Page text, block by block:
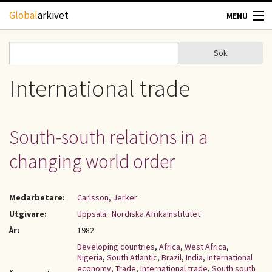
Hoppa till huvudinnehåll
Globalarkivet MENU
TIDSKRIFTER
UPPHOVSRÄTT
KONTAKT
Sökformulär
Sök
International trade
South-south relations in a
changing world order
Medarbetare:
Carlsson, Jerker
Utgivare:
Uppsala : Nordiska Afrikainstitutet
År:
1982
Developing countries, Africa, West Africa,
Nigeria, South Atlantic, Brazil, India, International
economy, Trade, International trade, South south